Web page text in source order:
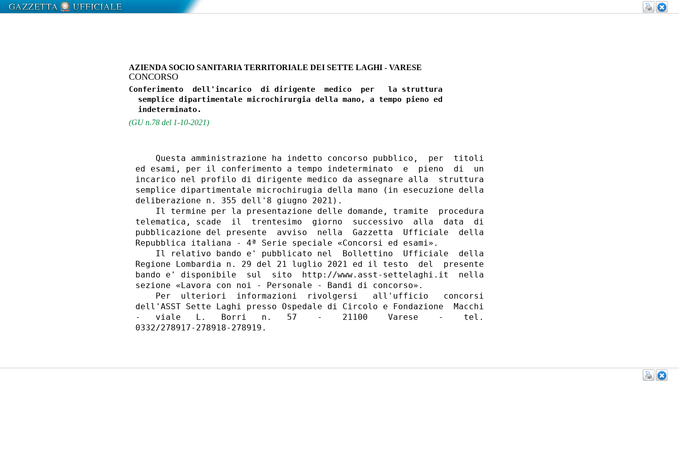
AZIENDA SOCIO SANITARIA TERRITORIALE DEI SETTE LAGHI - VARESE
CONCORSO
Conferimento  dell'incarico  di dirigente  medico  per   la struttura
  semplice dipartimentale microchirurgia della mano, a tempo pieno ed
(GU n.78 del 1-10-2021)
    Questa amministrazione ha indetto concorso pubblico,  per  titoli
ed esami, per il conferimento a tempo indeterminato  e  pieno  di  un
incarico nel profilo di dirigente medico da assegnare alla  struttura
semplice dipartimentale microchirugia della mano (in esecuzione della
deliberazione n. 355 dell'8 giugno 2021).
    Il termine per la presentazione delle domande, tramite  procedura
telematica, scade  il  trentesimo  giorno  successivo  alla  data  di
pubblicazione del presente  avviso  nella  Gazzetta  Ufficiale  della
Repubblica italiana - 4ª Serie speciale «Concorsi ed esami».
    Il relativo bando e' pubblicato nel  Bollettino  Ufficiale  della
Regione Lombardia n. 29 del 21 luglio 2021 ed il testo  del  presente
bando e' disponibile  sul  sito  http://www.asst-settelaghi.it  nella
sezione «Lavora con noi - Personale - Bandi di concorso».
    Per  ulteriori  informazioni  rivolgersi   all'ufficio   concorsi
dell'ASST Sette Laghi presso Ospedale di Circolo e Fondazione  Macchi
-   viale   L.   Borri   n.   57    -    21100    Varese    -    tel.
0332/278917-278918-278919.